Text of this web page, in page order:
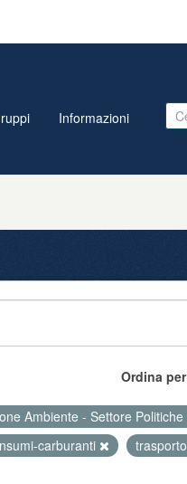
Informazioni
Ordina per
Ambiente - Settore
carburanti